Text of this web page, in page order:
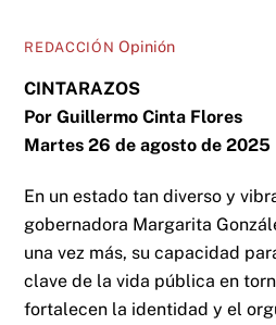
REDACCIÓN Opinión
CINTARAZOS
Por Guillermo Cinta Flores
Martes 26 de agosto de 2025
En un estado tan diverso y
gobernadora Margarita
una vez más, su capacidad
clave de la vida pública en
fortalecen la identidad y el